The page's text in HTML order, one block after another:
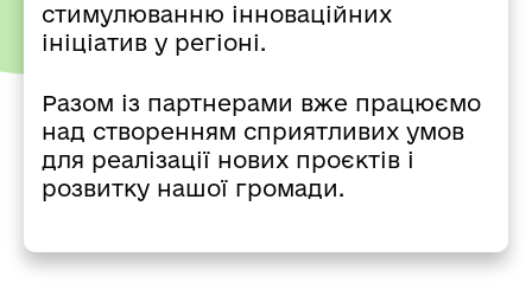
стимулюванню інноваційних
ініціатив у регіоні.
Разом із партнерами вже працюємо
над створенням сприятливих умов
для реалізації нових проєктів і
розвитку нашої громади.